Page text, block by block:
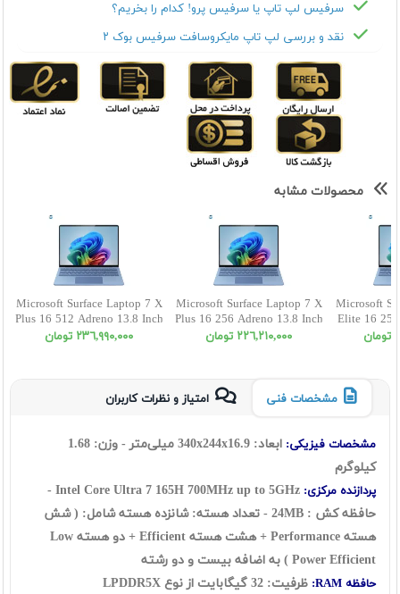
سرفیس لپ تاپ یا سرفیس پرو! کدام را بخریم؟
نقد و بررسی لپ تاپ مایکروسافت سرفیس بوک ۲
محصولات مشابه
Microsoft Surface Laptop 7 X
Plus 16 512 Adreno 13.8 Inch
٢٣٦,٩٩٠,٠٠٠ تومان
Microsoft Surface Laptop 7 X
Plus 16 256 Adreno 13.8 Inch
٢٢٦,٢١٠,٠٠٠ تومان
Microsoft
Elite 16
مشخصات فنی امتیاز و نظرات کاربران
مشخصات فیزیکی:
ابعاد: 340x244x16.9 میلی‌متر - وزن: 1.68
کیلوگرم
پردازنده مرکزی:
Intel Core Ultra 7 165H 700MHz up to 5GHz -
حافظه کش : 24MB - تعداد هسته: شانزده هسته شامل: ( شش
هسته Performance + هشت هسته Efficient + دو هسته Low
Power Efficient ) به اضافه بیست و دو رشته
حافظه RAM: ظرفیت: 32 گيگابايت از نوع LPDDR5X